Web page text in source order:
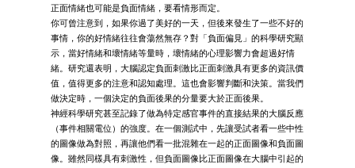
正面情緒也可能是負面情緒，要看情形而定。
你可曾注意到，如果你過了美好的一天，但後來發生了一些不好的
事情，你的好情緒往往會蕩然無存？對「負面偏見」的科學研究顯
示，當好情緒和壞情緒等量時，壞情緒的心理影響力會超過好情
緒。研究還表明，大腦認定負面刺激比正面刺激具有更多的資訊價
值，值得更多的注意和認知處理。這也會影響判斷和決策。當我們
做決定時，一個決定的負面後果的分量要大於正面後果。
神經科學研究甚至記錄了做為特定感官事件的直接結果的大腦反應
（事件相關電位）的強度。在一個測試中，先讓受試者看一些中性
的圖像做為對照，再讓他們看一批混雜在一起的正面圖像和負面圖
像。雖然同樣具有刺激性，但負面圖像比正面圖像在大腦中引起的